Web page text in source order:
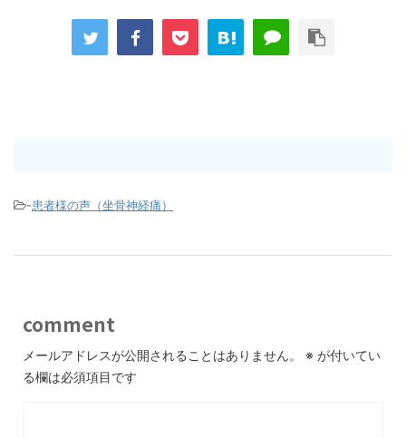
-患者様の声（坐骨神経痛）
comment
メールアドレスが公開されることはありません。 ※ が付いてい
る欄は必須項目です